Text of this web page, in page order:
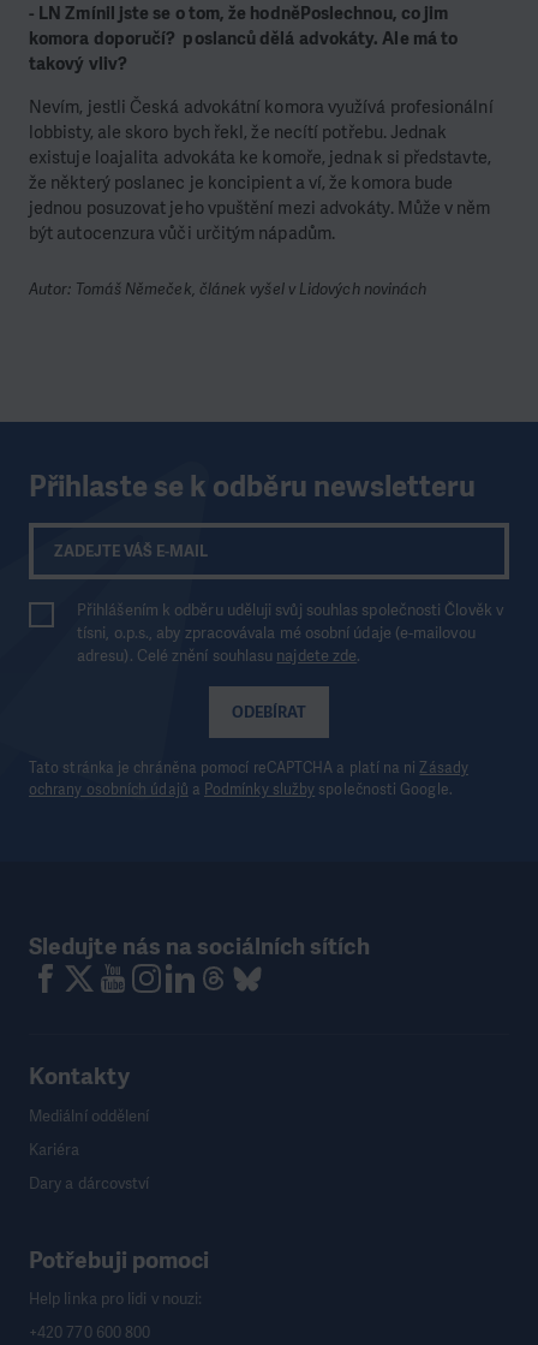
- LN Zmínil jste se o tom, že hodněPoslechnou, co jim
komora doporučí? poslanců dělá advokáty. Ale má to
takový vliv?
Nevím, jestli Česká advokátní komora využívá profesionální
lobbisty, ale skoro bych řekl, že necítí potřebu. Jednak
existuje loajalita advokáta ke komoře, jednak si představte,
že některý poslanec je koncipient a ví, že komora bude
jednou posuzovat jeho vpuštění mezi advokáty. Může v něm
být autocenzura vůči určitým nápadům.
Autor: Tomáš Němeček, článek vyšel v Lidových novinách
Přihlaste se k odběru newsletteru
ODEBÍRAT
Přihlášením k odběru uděluji svůj souhlas společnosti Člověk v
tísni, o.p.s., aby zpracovávala mé osobní údaje (e-mailovou
adresu). Celé znění souhlasu najdete zde.
Tato stránka je chráněna pomocí reCAPTCHA a platí na niZásady
ochrany osobních údajů a Podmínky služby společnosti Google.
Sledujte nás na sociálních sítích
Kontakty
Mediální oddělení
Kariéra
Dary a dárcovství
Potřebuji pomoci
Help linka pro lidi v nouzi:
+420 770 600 800